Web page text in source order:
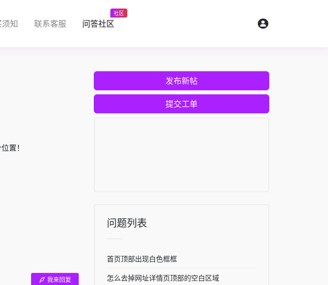
须知 联系客服 问答社区
社区
置！
我来回复
发布新帖
提交工单
问题列表
首页顶部出现白色框框
怎么去掉网址详情页顶部的空白区域